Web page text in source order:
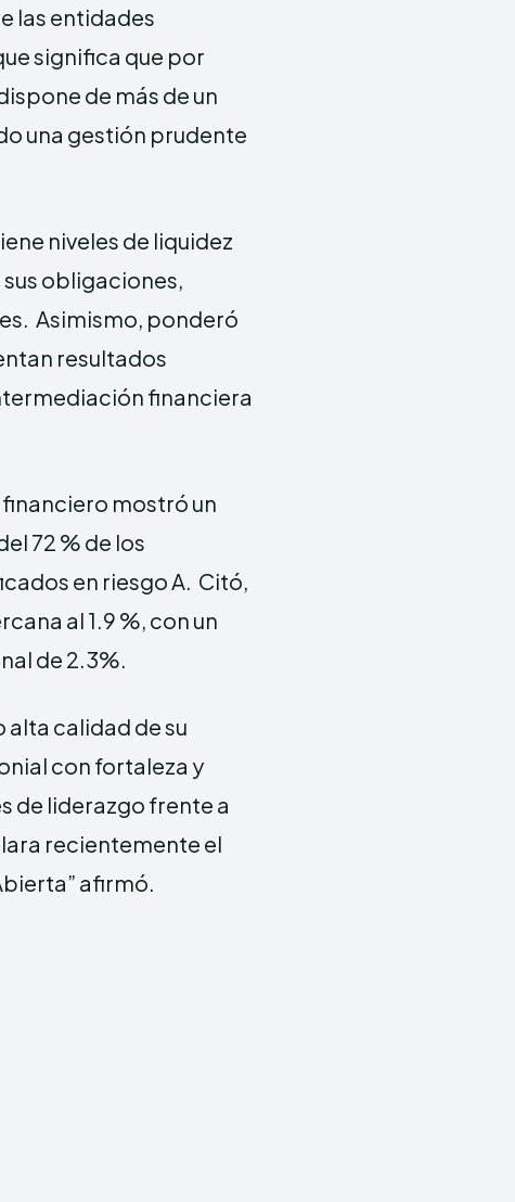
las entidades
significa que por
de más de un
una gestión prudente
niveles de liquidez
obligaciones,
Asimismo, ponderó
resultados
financiera
mostró un
72 % de los
en riesgo A. Citó,
al 1.9 %, con un
de 2.3%.
calidad de su
con fortaleza y
de liderazgo frente a
recientemente el
afirmó.